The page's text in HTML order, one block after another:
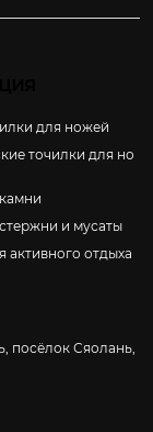
для ножей
точилки для но
и мусаты
активного отдыха
посёлок Сяолань,